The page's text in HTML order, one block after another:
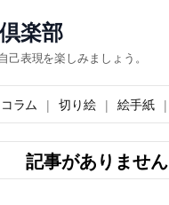
楽部
表現を楽しみましょう。
コラム 切り絵 絵手紙
記事がありません